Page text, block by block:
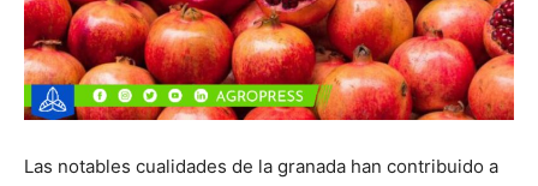
Las notables cualidades de la granada han contribuido a